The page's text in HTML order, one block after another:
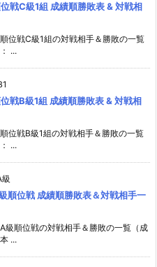
戦C級1組 成績順勝敗表 & 対戦相
位戦C級1組の対戦相手＆勝敗の一覧
...
戦B級1組 成績順勝敗表 & 対戦相
位戦B級1組の対戦相手＆勝敗の一覧
...
級
位戦 成績順勝敗表＆対戦相手一
級順位戦の対戦相手＆勝敗の一覧（成
...